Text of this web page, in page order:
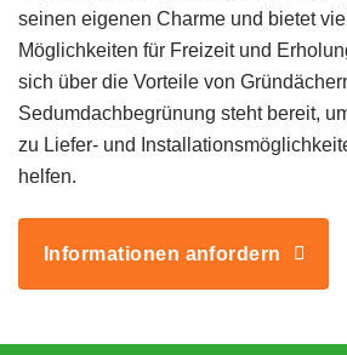
seinen eigenen Charme und bietet
Möglichkeiten für Freizeit und
sich über die Vorteile von
Sedumdachbegrünung steht bereit,
zu Liefer- und
helfen.
Informationen anfordern